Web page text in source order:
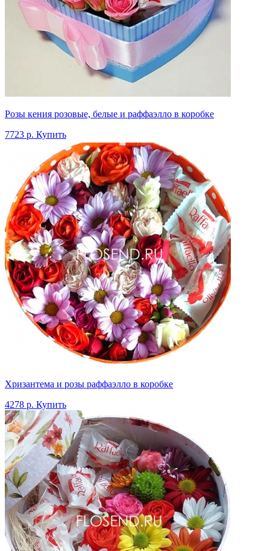
Розы кения розовые, белые и раффаэлло в коробке
7723 р. Купить
Хризантема и розы раффаэлло в коробке
4278 р. Купить